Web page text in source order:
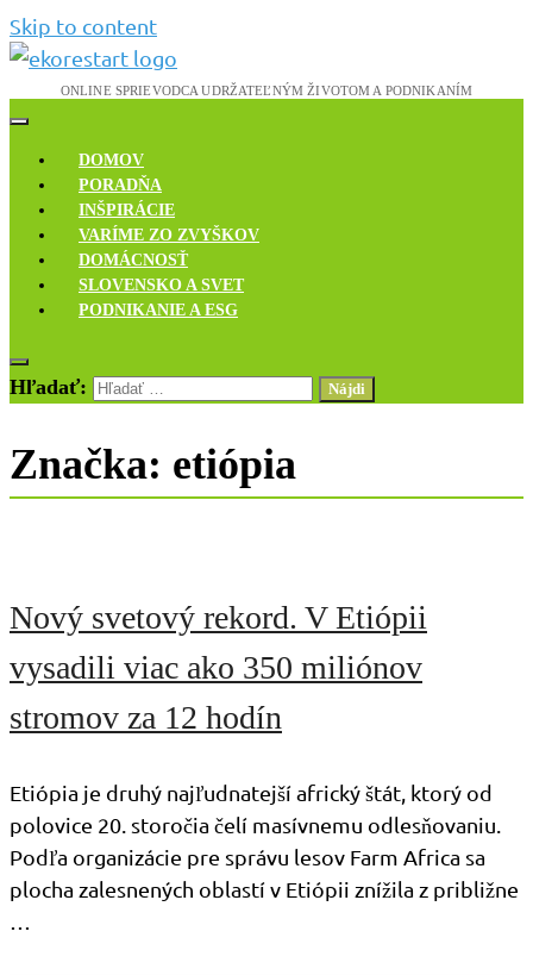
Skip to content
Ekoreštart
Novinky, rozhovory a inšpirácie
DOMOV
PORADŇA
INŠPIRÁCIE
VARÍME ZO ZVYŠKOV
DOMÁCNOSŤ
SLOVENSKO A SVET
PODNIKANIE A ESG
Hľadať:
Značka: etiópia
Nový svetový rekord. V Etiópii
vysadili viac ako 350 miliónov
stromov za 12 hodín
Etiópia je druhý najľudnatejší africký štát, ktorý od
polovice 20. storočia čelí masívnemu odlesňovaniu.
Podľa organizácie pre správu lesov Farm Africa sa
plocha zalesnených oblastí v Etiópii znížila z približne
…